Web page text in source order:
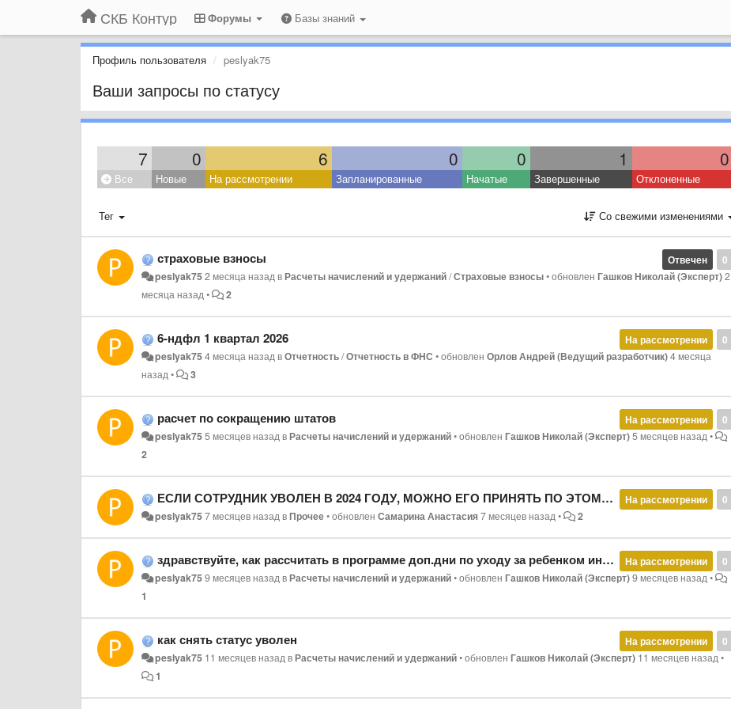
СКБ Контур Форумы Базы знаний
Профиль пользователя peslyak75
Ваши запросы по статусу
7 0 6 0 0 1 0
Все Новые На рассмотрении Запланированные Начатые Завершенные Отклоненные
Тег Со свежими изменениями
0
Отвечен
страховые взносы
peslyak752 месяца назадвРасчеты начислений и удержаний/Страховые взносы•обновленГашков Николай (Эксперт)2
месяца назад• 2
0
На рассмотрении
6-ндфл 1 квартал 2026
peslyak754 месяца назадвОтчетность/Отчетность в ФНС •обновленОрлов Андрей (Ведущий разработчик)4 месяца
назад• 3
0
На рассмотрении
расчет по сокращению штатов
peslyak755 месяцев назадвРасчеты начислений и удержаний•обновленГашков Николай (Эксперт)5 месяцев назад•
2
0
На рассмотрении
ЕСЛИ СОТРУДНИК УВОЛЕН В 2024 ГОДУ, МОЖНО ЕГО ПРИНЯТЬ ПО ЭТОМУ ЛИЦЕВОМУ В 2026ГОДУ?
peslyak757 месяцев назадвПрочее•обновленСамарина Анастасия7 месяцев назад• 2
0
На рассмотрении
здравствуйте, как рассчитать в программе доп.дни по уходу за ребенком инвалидом?
peslyak759 месяцев назадвРасчеты начислений и удержаний•обновленГашков Николай (Эксперт)9 месяцев назад•
1
0
На рассмотрении
как снять статус уволен
peslyak75 11 месяцев назадвРасчеты начислений и удержаний•обновленГашков Николай (Эксперт) 11 месяцев назад•
1